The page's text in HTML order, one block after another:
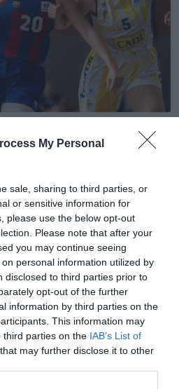
My Personal
sale, sharing to third parties, or
or sensitive information for
please use the below opt-out
Please note that after your
you may continue seeing
personal information utilized by
disclosed to third parties prior to
opt-out of the further
information by third parties on the
This information may
third parties on the IAB’s List of
that may further disclose it to other
como patrocinador de los
fútbol y baloncesto